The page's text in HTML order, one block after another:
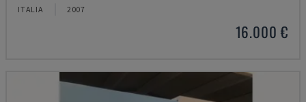
ITALIA 2007
16.000 €